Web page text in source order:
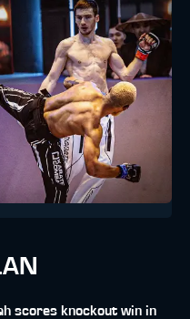
scores knockout win in